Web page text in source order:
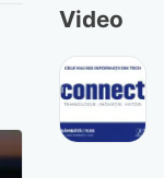
Video